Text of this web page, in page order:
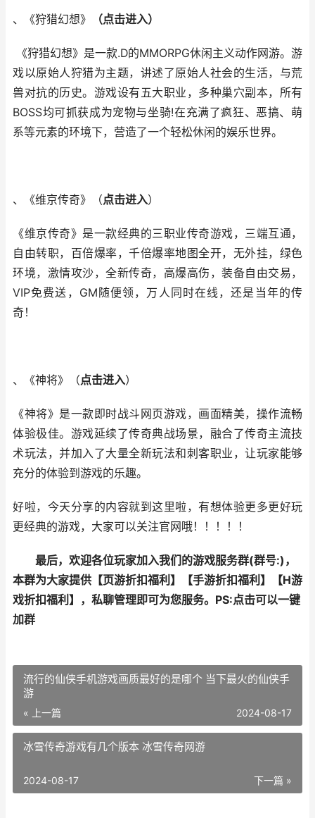
、《狩猎幻想》 （点击进入）
《狩猎幻想》是一款.D的MMORPG休闲主义动作网游。游
戏以原始人狩猎为主题，讲述了原始人社会的生活，与荒
兽对抗的历史。游戏设有五大职业，多种巢穴副本，所有
BOSS均可抓获成为宠物与坐骑!在充满了疯狂、恶搞、萌
系等元素的环境下，营造了一个轻松休闲的娱乐世界。
、《维京传奇》（点击进入）
《维京传奇》是一款经典的三职业传奇游戏，三端互通，
自由转职，百倍爆率，千倍爆率地图全开，无外挂，绿色
环境，激情攻沙，全新传奇，高爆高伤，装备自由交易，
VIP免费送，GM随便领，万人同时在线，还是当年的传
奇！
、《神将》（点击进入）
《神将》是一款即时战斗网页游戏，画面精美，操作流畅
体验极佳。游戏延续了传奇典战场景，融合了传奇主流技
术玩法，并加入了大量全新玩法和刺客职业，让玩家能够
充分的体验到游戏的乐趣。
好啦，今天分享的内容就到这里啦，有想体验更多更好玩
更经典的游戏，大家可以关注官网哦！！！！！
最后，欢迎各位玩家加入我们的游戏服务群(群号:)，
本群为大家提供【页游折扣福利 】【手游折扣福利 】【H游
戏折扣福利 】，私聊管理即可为您服务。 PS:点击可以一键
加群
流行的仙侠手机游戏画质最好的是哪个 当下最火的仙侠手
游
« 上一篇 2024-08-17
冰雪传奇游戏有几个版本 冰雪传奇网游
下一篇 »
2024-08-17